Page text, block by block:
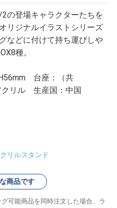
の登場キャラクターたちを
リジナルイラストシリーズ
などに付けて持ち運びしや
種。
台座：（共
リル 生産国：中国
リルスタンド
商品です
可能商品を同時注文した場合、ラ